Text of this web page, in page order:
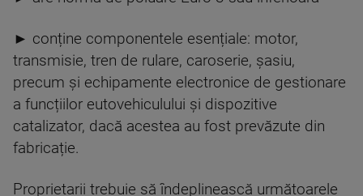
► conține componentele esențiale: motor,
transmisie, tren de rulare, caroserie, șasiu,
precum și echipamente electronice de gestionare
a funcțiilor eutovehiculului și dispozitive
catalizator, dacă acestea au fost prevăzute din
fabricație.
Proprietarii trebuie să îndeplinească următoarele